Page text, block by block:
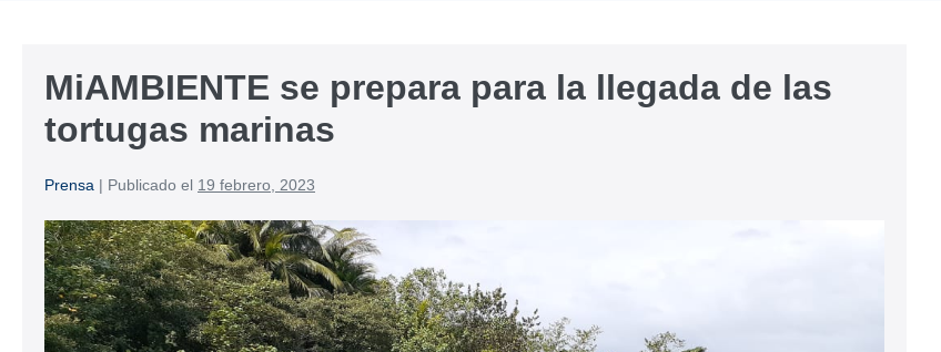
MiAMBIENTE se prepara para la llegada de las
tortugas marinas
Prensa | Publicado el 19 febrero, 2023